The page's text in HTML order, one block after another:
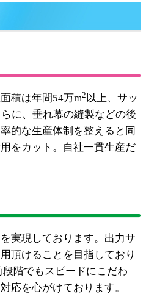
積は年間54万m2以上、サッ
に、垂れ幕の縫製などの後
的な生産体制を整えると同
をカット。自社一貫生産だ
実現しております。出力サ
頂けることを目指しており
階でもスピードにこだわ
応を心がけております。